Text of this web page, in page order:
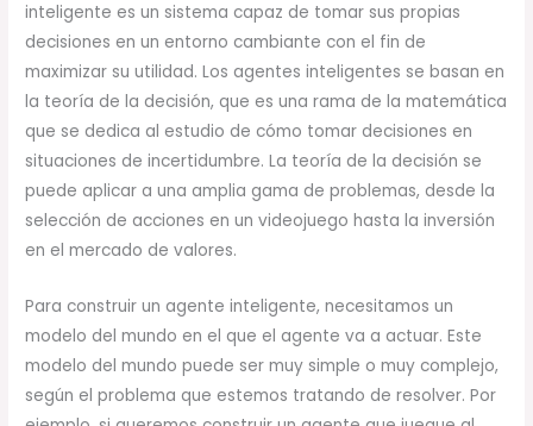
inteligente es un sistema capaz de tomar sus propias
decisiones en un entorno cambiante con el fin de
maximizar su utilidad. Los agentes inteligentes se basan en
la teoría de la decisión, que es una rama de la matemática
que se dedica al estudio de cómo tomar decisiones en
situaciones de incertidumbre. La teoría de la decisión se
puede aplicar a una amplia gama de problemas, desde la
selección de acciones en un videojuego hasta la inversión
en el mercado de valores.
Para construir un agente inteligente, necesitamos un
modelo del mundo en el que el agente va a actuar. Este
modelo del mundo puede ser muy simple o muy complejo,
según el problema que estemos tratando de resolver. Por